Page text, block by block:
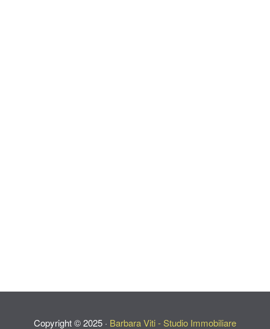
Copyright ©2025 · Barbara Viti - Studio Immobiliare